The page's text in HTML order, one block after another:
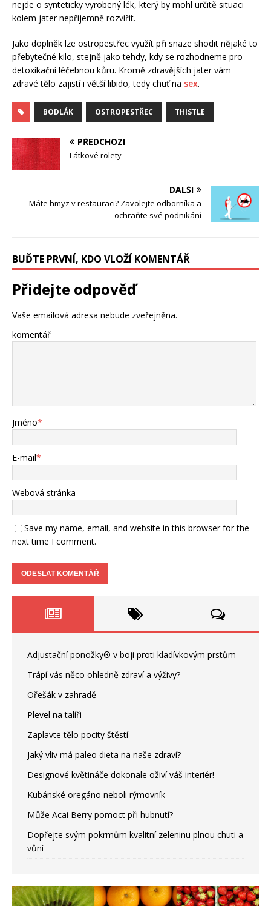
nejde o synteticky vyrobený lék, který by mohl určitě situaci
kolem jater nepříjemně rozvířit.
Jako doplněk lze ostropestřec využít při snaze shodit nějaké to
přebytečné kilo, stejně jako tehdy, kdy se rozhodneme pro
detoxikační léčebnou kůru. Kromě zdravějších jater vám
zdravé tělo zajistí i větší libido, tedy chuť na sex.
BODLÁK OSTROPESTŘEC THISTLE
PŘEDCHOZÍ
Látkové rolety
DALŠÍ
Máte hmyz v restauraci? Zavolejte odborníka a
ochraňte své podnikání
BUĎTE PRVNÍ, KDO VLOŽÍ KOMENTÁŘ
Přidejte odpověď
Vaše emailová adresa nebude zveřejněna.
komentář
Jméno*
E-mail*
Webová stránka
Save my name, email, and website in this browser for the
next time I comment.
Adjustační ponožky® v boji proti kladívkovým prstům
Trápí vás něco ohledně zdraví a výživy?
Ořešák v zahradě
Plevel na talíři
Zaplavte tělo pocity štěstí
Jaký vliv má paleo dieta na naše zdraví?
Designové květináče dokonale oživí váš interiér!
Kubánské oregáno neboli rýmovník
Může Acai Berry pomoct při hubnutí?
Dopřejte svým pokrmům kvalitní zeleninu plnou chuti a
vůní